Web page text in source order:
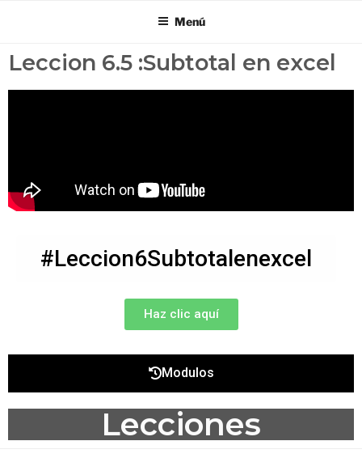
Menú
Leccion 6.5 :Subtotal en excel
#Leccion6Subtotalenexcel
Haz clic aquí
Modulos
Lecciones